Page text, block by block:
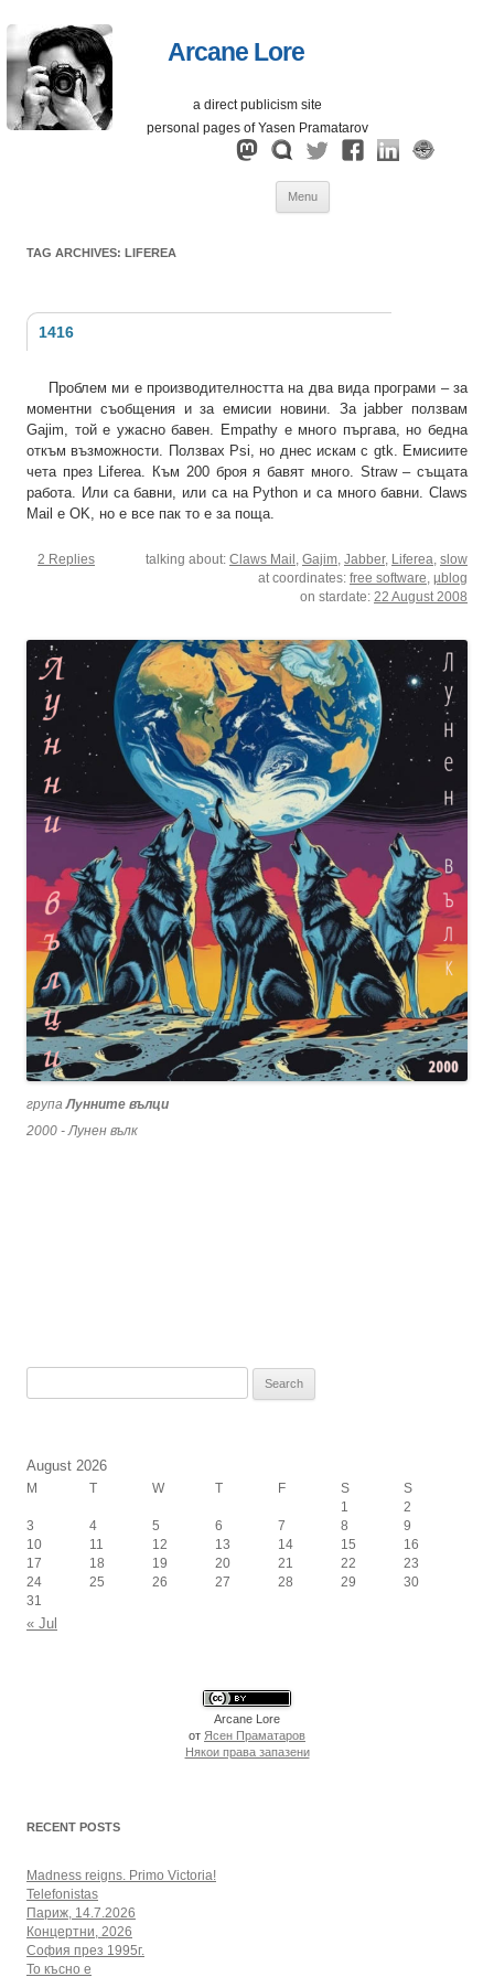
Arcane Lore
a direct publicism site
personal pages of Yasen Pramatarov
Menu
TAG ARCHIVES: LIFEREA
1416
Проблем ми е производителността на два вида програми – за
моментни съобщения и за емисии новини. За jabber ползвам
Gajim, той е ужасно бавен. Empathy е много пъргава, но бедна
откъм възможности. Ползвах Psi, но днес искам с gtk. Емисиите
чета през Liferea. Към 200 броя я бавят много. Straw – същата
работа. Или са бавни, или са на Python и са много бавни. Claws
Mail е OK, но е все пак то е за поща.
2 Replies talking about: Claws Mail Gajim Jabber, Liferea slow
at coordinates: free software µblog
on stardate: 22 August 2008
групаЛунните вълци
2000 - Лунен вълк
August 2026
M T W T F S
S
1
2
3
4 5 6 7 8
9
10
11 12 13 14 15
16
17
18 19 20 21 22
23
24
25 26 27 28 29
30
31
« Jul
Arcane Lore
от Ясен Праматаров
Някои права запазени
RECENT POSTS
Madness reigns. Primo Victoria!
Telefonistas
Париж, 14.7.2026
Концертни, 2026
София през 1995г.
То късно е